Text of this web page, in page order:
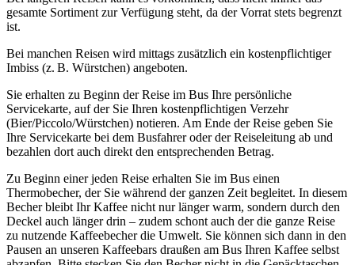
gesamte Sortiment zur Verfügung steht, da der Vorrat stets begrenzt
ist.
Bei manchen Reisen wird mittags zusätzlich ein kostenpflichtiger
Imbiss (z. B. Würstchen) angeboten.
Sie erhalten zu Beginn der Reise im Bus Ihre persönliche
Servicekarte, auf der Sie Ihren kostenpflichtigen Verzehr
(Bier/Piccolo/Würstchen) notieren. Am Ende der Reise geben Sie
Ihre Servicekarte bei dem Busfahrer oder der Reiseleitung ab und
bezahlen dort auch direkt den entsprechenden Betrag.
Zu Beginn einer jeden Reise erhalten Sie im Bus einen
Thermobecher, der Sie während der ganzen Zeit begleitet. In diesem
Becher bleibt Ihr Kaffee nicht nur länger warm, sondern durch den
Deckel auch länger drin – zudem schont auch der die ganze Reise
zu nutzende Kaffeebecher die Umwelt. Sie können sich dann in den
Pausen an unseren Kaffeebars draußen am Bus Ihren Kaffee selbst